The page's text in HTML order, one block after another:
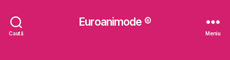
Caută
Euroanimode ®
Meniu